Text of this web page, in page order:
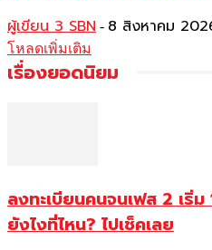
ผู้เขียน 3 SBN - 8 สิงหาคม
โหลดเพิ่มเติม
เรื่องยอดนิยม
ลงทะเบียนคนจนเฟส 2 เริ่ม
ยังไงที่ไหน? ไปเช็คเลย